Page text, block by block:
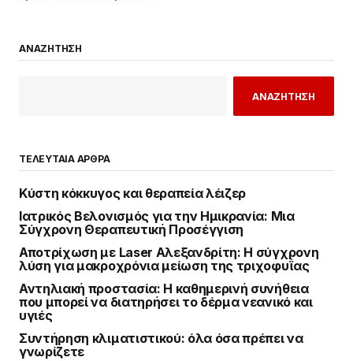
ΑΝΑΖΗΤΗΣΗ
ΑΝΑΖΗΤΗΣΗ
ΤΕΛΕΥΤΑΙΑ ΑΡΘΡΑ
Κύστη κόκκυγος και θεραπεία λέιζερ
Ιατρικός Βελονισμός για την Ημικρανία: Μια
Σύγχρονη Θεραπευτική Προσέγγιση
Αποτρίχωση με Laser Αλεξανδρίτη: Η σύγχρονη
λύση για μακροχρόνια μείωση της τριχοφυΐας
Αντηλιακή προστασία: Η καθημερινή συνήθεια
που μπορεί να διατηρήσει το δέρμα νεανικό και
υγιές
Συντήρηση κλιματιστικού: όλα όσα πρέπει να
γνωρίζετε